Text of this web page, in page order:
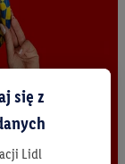
się z
Lidl